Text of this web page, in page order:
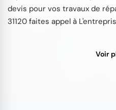
devis pour vos travaux de
31120 faites appel à
Voir